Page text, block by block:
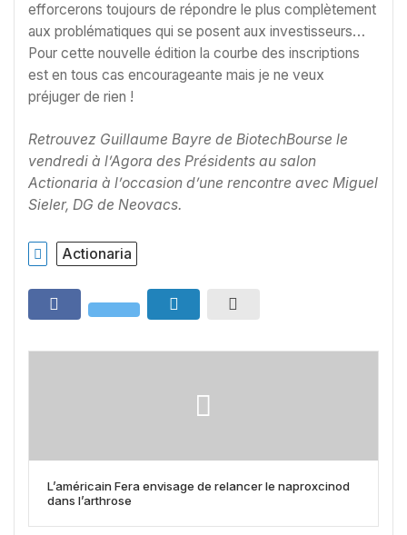
efforcerons toujours de répondre le plus complètement
aux problématiques qui se posent aux investisseurs…
Pour cette nouvelle édition la courbe des inscriptions
est en tous cas encourageante mais je ne veux
préjuger de rien !
Retrouvez Guillaume Bayre de BiotechBourse le
vendredi à l’Agora des Présidents au salon
Actionaria à l’occasion d’une rencontre avec Miguel
Sieler, DG de Neovacs.
Actionaria
L’américain Fera envisage de relancer le naproxcinod
dans l’arthrose